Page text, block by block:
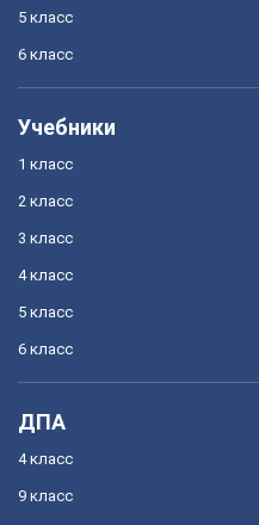
5 класс
6 класс
Учебники
1 класс
2 класс
3 класс
4 класс
5 класс
6 класс
ДПА
4 класс
9 класс